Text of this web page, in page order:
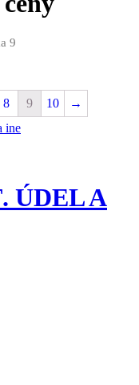
9
8 9 10 →
ÚDEL A